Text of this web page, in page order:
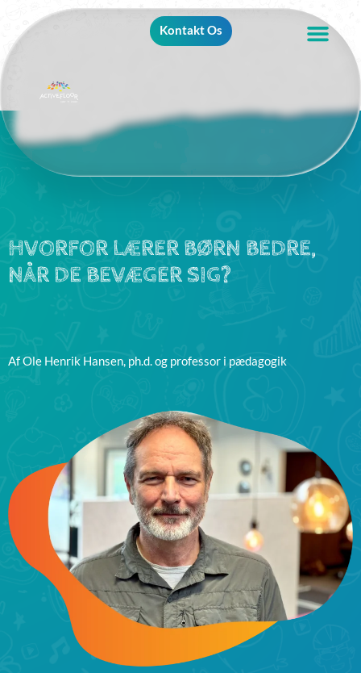
Kontakt Os
HVORFOR LÆRER BØRN BEDRE,
NÅR DE BEVÆGER SIG?
Af Ole Henrik Hansen, ph.d. og professor i pædagogik